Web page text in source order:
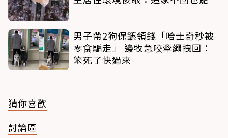
男子帶2狗保鑣領錢「哈士奇秒被
零食騙走」 邊牧急咬牽繩拽回：
笨死了快過來
猜你喜歡
討論區